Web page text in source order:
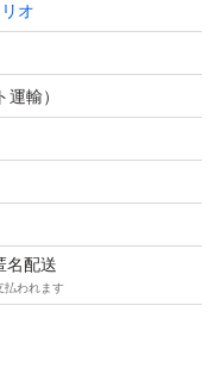
オ
輸）
名配送
払われます